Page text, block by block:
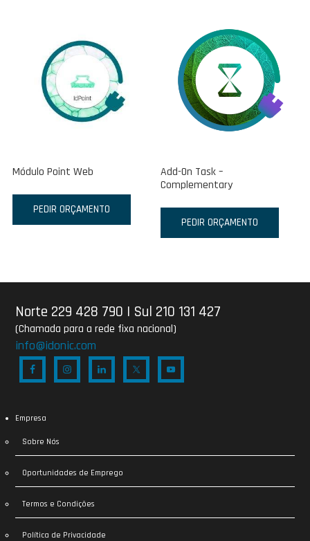
Módulo Point Web
PEDIR ORÇAMENTO
Add-On Task –
Complementary
PEDIR ORÇAMENTO
Norte 229 428 790 | Sul 210 131 427
(Chamada para a rede fixa nacional)
info@idonic.com
Empresa
Sobre Nós
Oportunidades de Emprego
Termos e Condições
Política de Privacidade